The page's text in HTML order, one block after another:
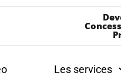
Les services